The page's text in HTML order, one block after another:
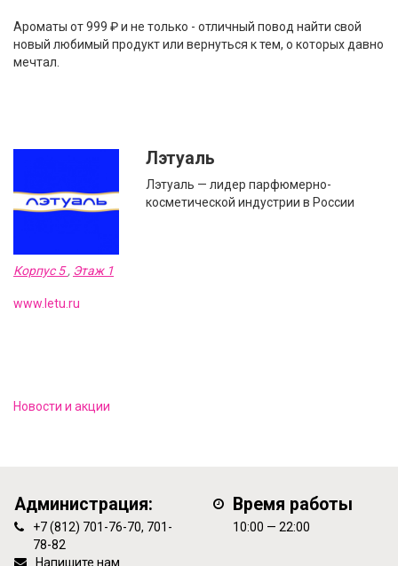
Ароматы от 999 ₽ и не только - отличный повод найти свой
новый любимый продукт или вернуться к тем, о которых давно
мечтал.
Лэтуаль
Лэтуаль — лидер парфюмерно-
косметической индустрии в России
Корпус 5, Этаж 1
www.letu.ru
Новости и акции
Администрация:
+7 (812) 701-76-70, 701-
78-82
Напишите нам
Время работы
10:00 — 22:00